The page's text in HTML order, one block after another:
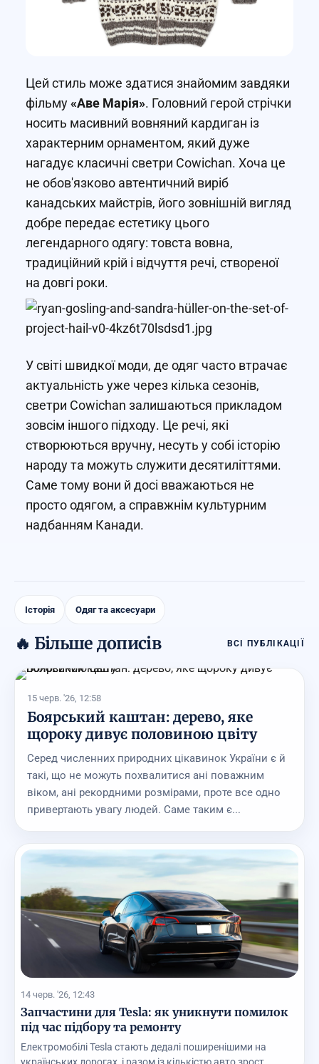
Цей стиль може здатися знайомим завдяки
фільму«Аве Марія». Головний герой стрічки
носить масивний вовняний кардиган із
характерним орнаментом, який дуже
нагадує класичні светри Cowichan. Хоча це
не обов'язково автентичний виріб
канадських майстрів, його зовнішній вигляд
добре передає естетику цього
легендарного одягу: товста вовна,
традиційний крій і відчуття речі, створеної
на довгі роки.
У світі швидкої моди, де одяг часто втрачає
актуальність уже через кілька сезонів,
светри Cowichan залишаються прикладом
зовсім іншого підходу. Це речі, які
створюються вручну, несуть у собі історію
народу та можуть служити десятиліттями.
Саме тому вони й досі вважаються не
просто одягом, а справжнім культурним
надбанням Канади.
Історія Одяг та аксесуари
🔥 Більше дописів ВСІ ПУБЛІКАЦІЇ
15 черв. '26, 12:58
Боярський каштан: дерево, яке
щороку дивує половиною цвіту
Серед численних природних цікавинок України є й
такі, що не можуть похвалитися ані поважним
віком, ані рекордними розмірами, проте все одно
привертають увагу людей. Саме таким є...
14 черв. '26, 12:43
Запчастини для Tesla: як уникнути помилок
під час підбору та ремонту
Електромобілі Tesla стають дедалі поширенішими на